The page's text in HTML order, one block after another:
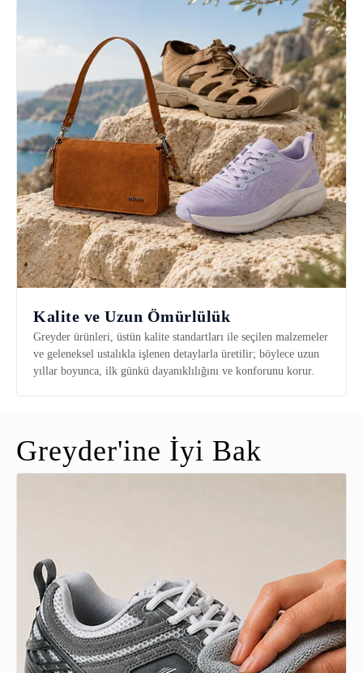
Kalite ve Uzun Ömürlülük
Greyder ürünleri, üstün kalite standartları ile seçilen malzemeler
ve geleneksel ustalıkla işlenen detaylarla üretilir; böylece uzun
yıllar boyunca, ilk günkü dayanıklılığını ve konforunu korur.
Greyder'ine İyi Bak